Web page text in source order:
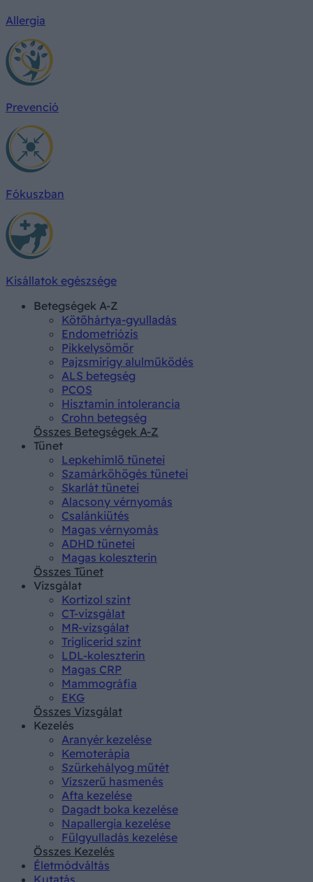
Allergia
Prevenció
Fókuszban
Kisállatok egészsége
Betegségek A-Z
Kötőhártya-gyulladás
Endometriózis
Pikkelysömör
Pajzsmirigy alulműködés
ALS betegség
PCOS
Hisztamin intolerancia
Crohn betegség
Összes Betegségek A-Z
Tünet
Lepkehimlő tünetei
Szamárköhögés tünetei
Skarlát tünetei
Alacsony vérnyomás
Csalánkiütés
Magas vérnyomás
ADHD tünetei
Magas koleszterin
Összes Tünet
Vizsgálat
Kortizol szint
CT-vizsgálat
MR-vizsgálat
Triglicerid szint
LDL-koleszterin
Magas CRP
Mammográfia
EKG
Összes Vizsgálat
Kezelés
Aranyér kezelése
Kemoterápia
Szürkehályog műtét
Vízszerű hasmenés
Afta kezelése
Dagadt boka kezelése
Napallergia kezelése
Fülgyulladás kezelése
Összes Kezelés
Életmódváltás
Kutatás